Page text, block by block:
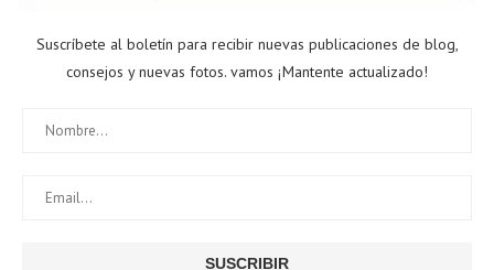
Suscríbete al boletín para recibir nuevas publicaciones de blog,
consejos y nuevas fotos. vamos ¡Mantente actualizado!